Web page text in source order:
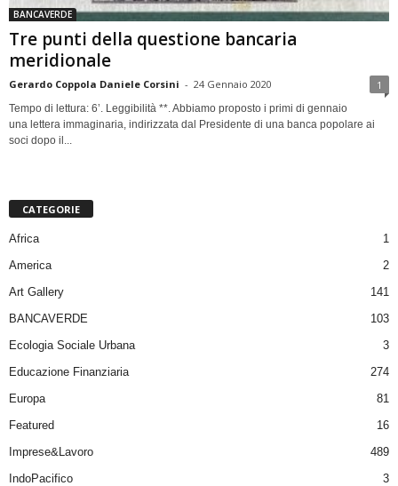
BANCAVERDE
Tre punti della questione bancaria
meridionale
Gerardo Coppola Daniele Corsini - 24 Gennaio 2020 1
Tempo di lettura: 6’. Leggibilità **. Abbiamo proposto i primi di gennaio
una lettera immaginaria, indirizzata dal Presidente di una banca popolare ai
soci dopo il...
CATEGORIE
Africa
1
America
2
Art Gallery
141
BANCAVERDE
103
Ecologia Sociale Urbana
3
Educazione Finanziaria
274
Europa
81
Featured
16
Imprese&Lavoro
489
IndoPacifico
3